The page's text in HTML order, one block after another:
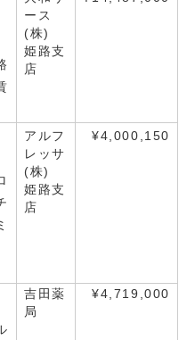
ース
(株)
姫路支
店
アルフ
レッサ
(株)
姫路支
店
¥4,000,150
吉田薬
局
¥4,719,000